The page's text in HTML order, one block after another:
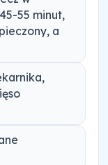
55 minut,
a